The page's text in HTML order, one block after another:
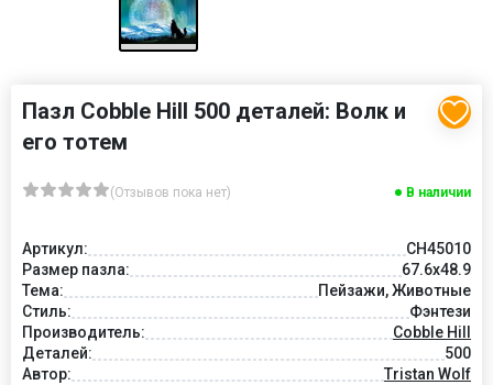
Пазл Cobble Hill 500 деталей: Волк и
его тотем
(Отзывов пока нет) В наличии
Артикул:
CH45010
Размер пазла:
67.6x48.9
Тема:
Пейзажи, Животные
Стиль:
Фэнтези
Производитель:
Cobble Hill
Деталей:
500
Автор:
Tristan Wolf